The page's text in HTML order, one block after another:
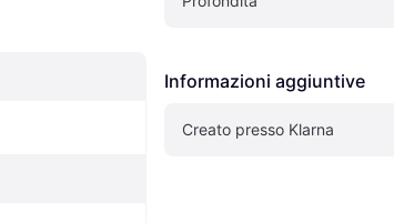
Informazioni aggiuntive
Creato presso Klarna